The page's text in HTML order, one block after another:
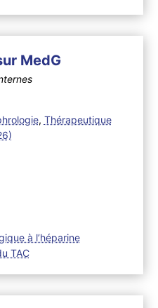
MedG
, Thérapeutique
à l’héparine
TAC